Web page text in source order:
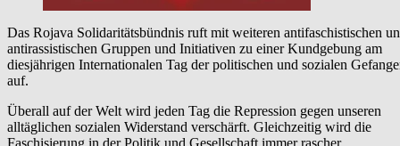
Das Rojava Solidaritätsbündnis ruft mit weiteren antifaschistischen
antirassistischen Gruppen und Initiativen zu einer Kundgebung am
diesjährigen Internationalen Tag der politischen und sozialen
auf.
Überall auf der Welt wird jeden Tag die Repression gegen unseren
alltäglichen sozialen Widerstand verschärft. Gleichzeitig wird die
Faschisierung in der Politik und Gesellschaft immer rascher